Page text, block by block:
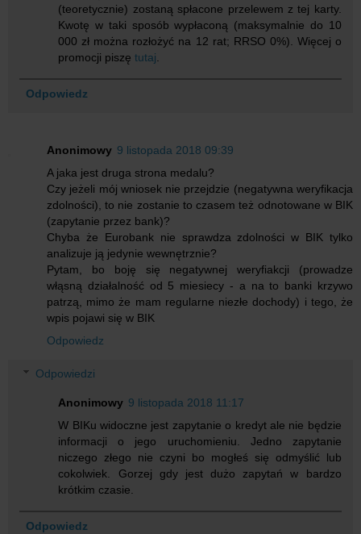
(teoretycznie) zostaną spłacone przelewem z tej karty.
Kwotę w taki sposób wypłaconą (maksymalnie do 10
000 zł można rozłożyć na 12 rat; RRSO 0%). Więcej o
promocji piszętutaj
Odpowiedz
Anonimowy 9 listopada 2018 09:39
A jaka jest druga strona medalu?
Czy jeżeli mój wniosek nie przejdzie (negatywna weryfikacja
zdolności), to nie zostanie to czasem też odnotowane w BIK
(zapytanie przez bank)?
Chyba że Eurobank nie sprawdza zdolności w BIK tylko
analizuje ją jedynie wewnętrznie?
Pytam, bo boję się negatywnej weryfiakcji (prowadze
włąsną działalność od 5 miesiecy - a na to banki krzywo
patrzą, mimo że mam regularne niezłe dochody) i tego, że
wpis pojawi się w BIK
Odpowiedz
Odpowiedzi
Anonimowy 9 listopada 2018 11:17
W BIKu widoczne jest zapytanie o kredyt ale nie będzie
informacji o jego uruchomieniu. Jedno zapytanie
niczego złego nie czyni bo mogłeś się odmyślić lub
cokolwiek. Gorzej gdy jest dużo zapytań w bardzo
krótkim czasie.
Odpowiedz